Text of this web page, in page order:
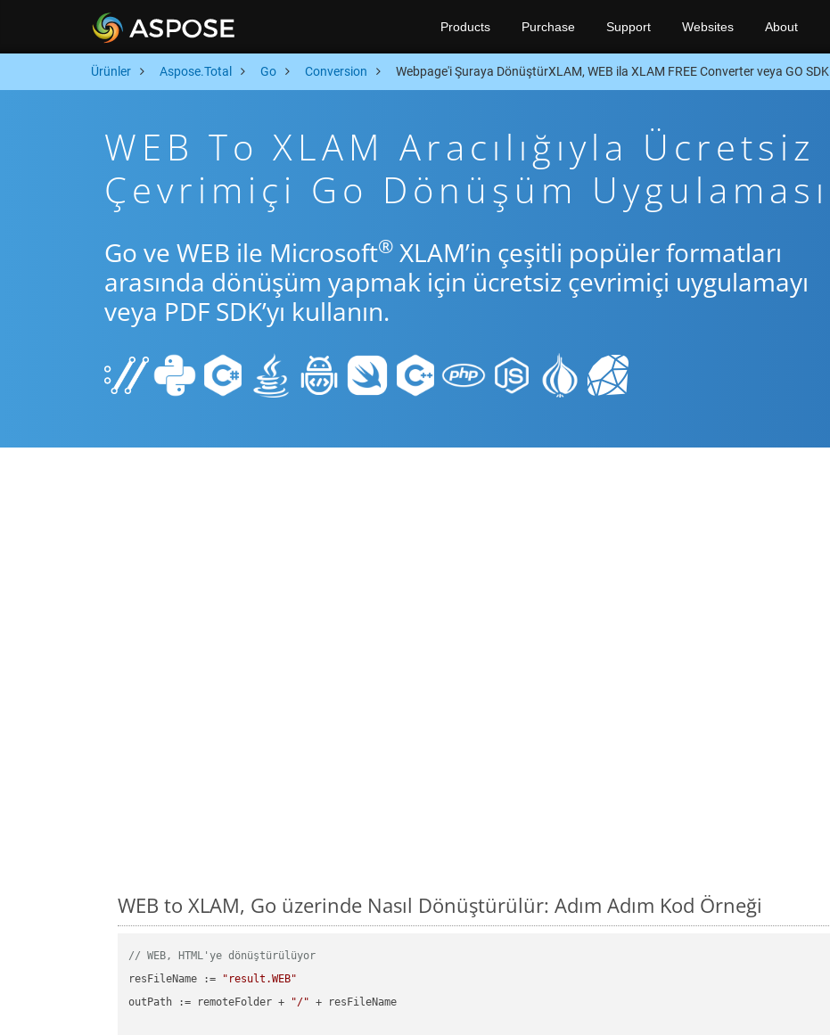
Products Purchase Support Websites About
Ürünler Aspose.Total Go Conversion Webpage'i Şuraya DönüştürXLAM, WEB ila XLAM FREE Converter veya GO SDK
WEB To XLAM Aracılığıyla Ücretsiz
Çevrimiçi Go Dönüşüm Uygulaması
Go ve WEB ile Microsoft® XLAM’in çeşitli popüler formatları
arasında dönüşüm yapmak için ücretsiz çevrimiçi uygulamayı
veya PDF SDK’yı kullanın.
WEB to XLAM, Go üzerinde Nasıl Dönüştürülür: Adım Adım Kod Örneği
// WEB, HTML'ye dönüştürülüyor
resFileName :=
"result.WEB"
outPath := remoteFolder +
"/" + resFileName